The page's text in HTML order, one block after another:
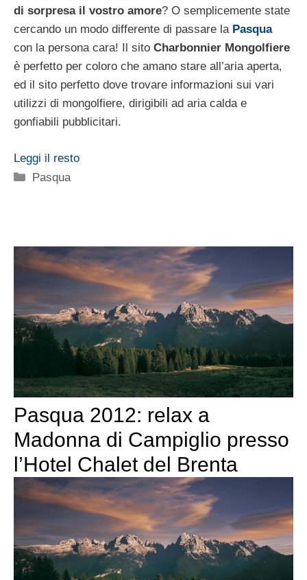
di sorpresa il vostro amore? O semplicemente state
cercando un modo differente di passare la Pasqua
con la persona cara! Il sito Charbonnier Mongolfiere
è perfetto per coloro che amano stare all’aria aperta,
ed il sito perfetto dove trovare informazioni sui vari
utilizzi di mongolfiere, dirigibili ad aria calda e
gonfiabili pubblicitari.
Leggi il resto
Categorie
Pasqua
Pasqua 2012: relax a
Madonna di Campiglio presso
l’Hotel Chalet del Brenta